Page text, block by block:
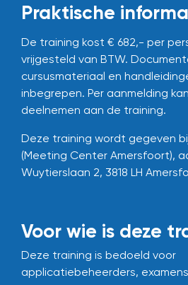
Praktische
De training kost € 682,- per
vrijgesteld van BTW.
cursusmateriaal en
inbegrepen. Per aanmelding
deelnemen aan de training.
Deze training wordt gegeven
(Meeting Center Amersfoort),
Wuytierslaan 2, 3818 LH
Voor wie is deze
Deze training is bedoeld voor
applicatiebeheerders,